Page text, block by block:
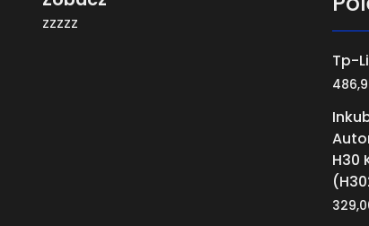
zzzzz
Tp-
H30